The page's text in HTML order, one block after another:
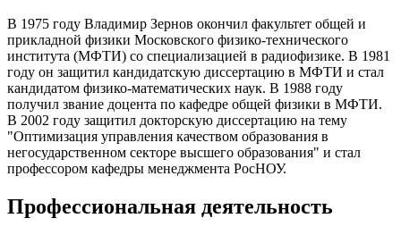
В 1975 году Владимир Зернов окончил факультет общей и
прикладной физики Московского физико-технического
института (МФТИ) со специализацией в радиофизике. В 1981
году он защитил кандидатскую диссертацию в МФТИ и стал
кандидатом физико-математических наук. В 1988 году
получил звание доцента по кафедре общей физики в МФТИ.
В 2002 году защитил докторскую диссертацию на тему
"Оптимизация управления качеством образования в
негосударственном секторе высшего образования" и стал
профессором кафедры менеджмента РосНОУ.
Профессиональная деятельность